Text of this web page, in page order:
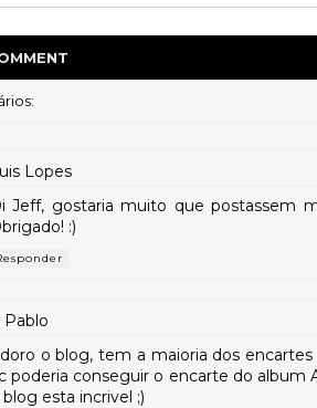
Lopes
Jeff, gostaria muito que postassem
:)
Pablo
o blog, tem a maioria dos
poderia conseguir o encarte do album
blog esta incrivel ;)